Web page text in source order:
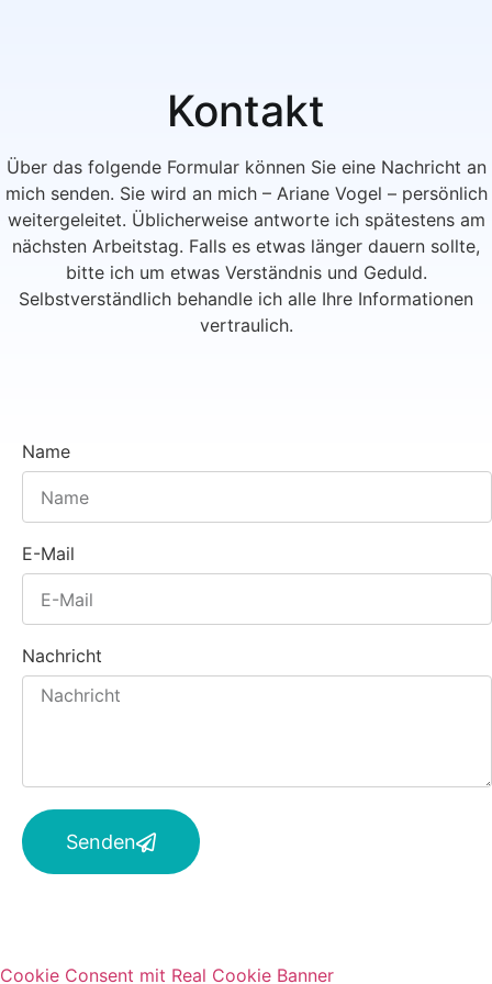
Kontakt
Über das folgende Formular können Sie eine Nachricht an
mich senden. Sie wird an mich – Ariane Vogel – persönlich
weitergeleitet. Üblicherweise antworte ich spätestens am
nächsten Arbeitstag. Falls es etwas länger dauern sollte,
bitte ich um etwas Verständnis und Geduld.
Selbstverständlich behandle ich alle Ihre Informationen
vertraulich.
Name
E-Mail
Nachricht
Senden
Cookie Consent mit Real Cookie Banner